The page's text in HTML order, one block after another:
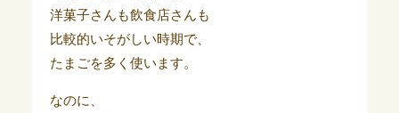
洋菓子さんも飲食店さんも
比較的いそがしい時期で、
たまごを多く使います。
なのに、